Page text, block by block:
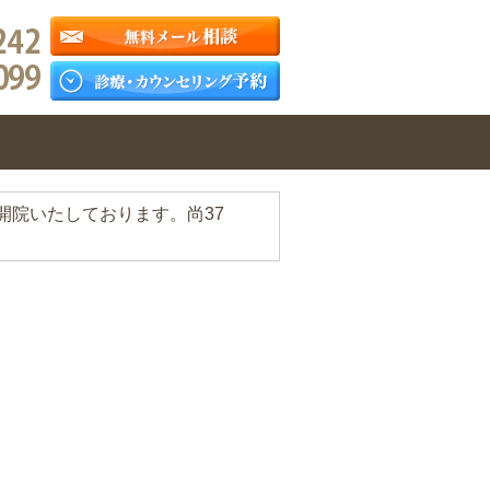
院いたしております。尚37